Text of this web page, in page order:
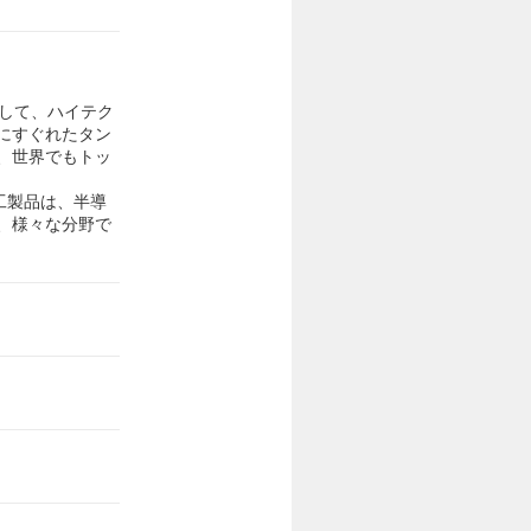
て、ハイテク
すぐれたタン
世界でもトッ
製品は、半導
様々な分野で